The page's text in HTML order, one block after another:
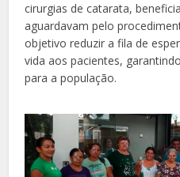
cirurgias de catarata,
aguardavam pelo
objetivo reduzir a fila de
vida aos pacientes,
para a população.